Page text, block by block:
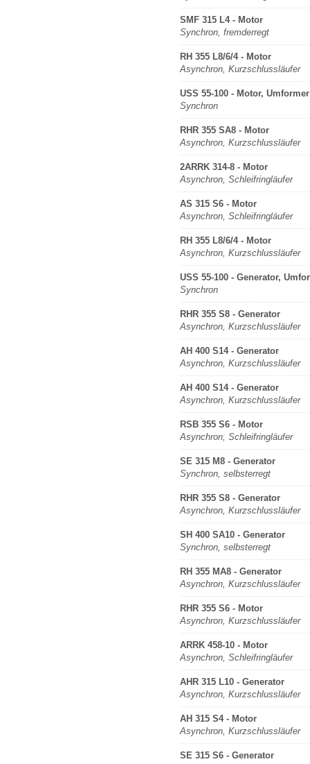
SMF 315 L4 - Motor
Synchron, fremderregt
RH 355 L8/6/4 - Motor
Asynchron, Kurzschlussläufer
USS 55-100 - Motor, Umformer
Synchron
RHR 355 SA8 - Motor
Asynchron, Kurzschlussläufer
2ARRK 314-8 - Motor
Asynchron, Schleifringläufer
AS 315 S6 - Motor
Asynchron, Schleifringläufer
RH 355 L8/6/4 - Motor
Asynchron, Kurzschlussläufer
USS 55-100 - Generator,
Synchron
RHR 355 S8 - Generator
Asynchron, Kurzschlussläufer
AH 400 S14 - Generator
Asynchron, Kurzschlussläufer
AH 400 S14 - Generator
Asynchron, Kurzschlussläufer
RSB 355 S6 - Motor
Asynchron, Schleifringläufer
SE 315 M8 - Generator
Synchron, selbsterregt
RHR 355 S8 - Generator
Asynchron, Kurzschlussläufer
SH 400 SA10 - Generator
Synchron, selbsterregt
RH 355 MA8 - Generator
Asynchron, Kurzschlussläufer
RHR 355 S6 - Motor
Asynchron, Kurzschlussläufer
ARRK 458-10 - Motor
Asynchron, Schleifringläufer
AHR 315 L10 - Generator
Asynchron, Kurzschlussläufer
AH 315 S4 - Motor
Asynchron, Kurzschlussläufer
SE 315 S6 - Generator